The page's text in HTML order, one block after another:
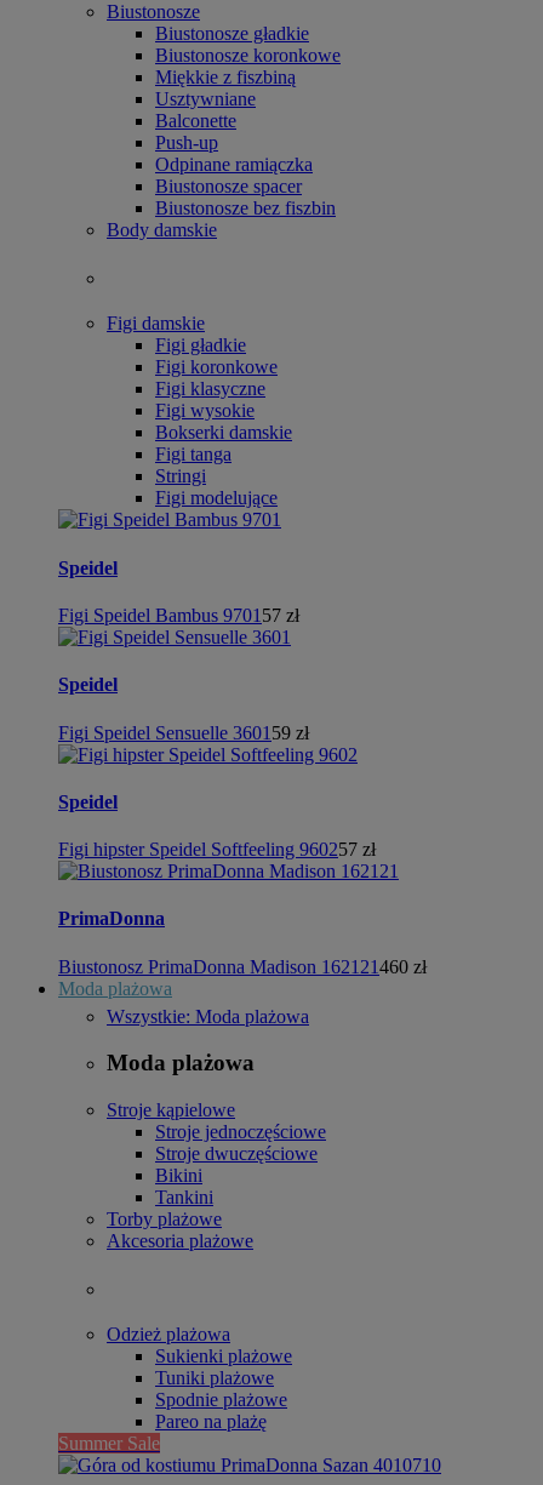
Biustonosze
Biustonosze gładkie
Biustonosze koronkowe
Miękkie z fiszbiną
Usztywniane
Balconette
Push-up
Odpinane ramiączka
Biustonosze spacer
Biustonosze bez fiszbin
Body damskie
Figi damskie
Figi gładkie
Figi koronkowe
Figi klasyczne
Figi wysokie
Bokserki damskie
Figi tanga
Stringi
Figi modelujące
Speidel
Figi Speidel Bambus 9701 57 zł
Speidel
Figi Speidel Sensuelle 3601 59 zł
Speidel
Figi hipster Speidel Softfeeling 960257 zł
PrimaDonna
Biustonosz PrimaDonna Madison 162121460 zł
Moda plażowa
Wszystkie: Moda plażowa
Moda plażowa
Stroje kąpielowe
Stroje jednoczęściowe
Stroje dwuczęściowe
Bikini
Tankini
Torby plażowe
Akcesoria plażowe
Odzież plażowa
Sukienki plażowe
Tuniki plażowe
Spodnie plażowe
Pareo na plażę
Summer Sale